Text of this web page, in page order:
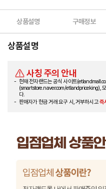
상품설명 구매정보
상품설명
사칭 주의 안내
현재 전자랜드는 공식 사이트
(smartstore.naver.com/etlandpriceking),
다.
판매자가 현금 거래 요구 시, 거부하시고즉